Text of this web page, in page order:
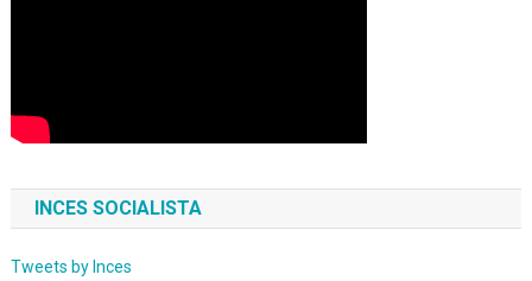
INCES SOCIALISTA
Tweets by Inces